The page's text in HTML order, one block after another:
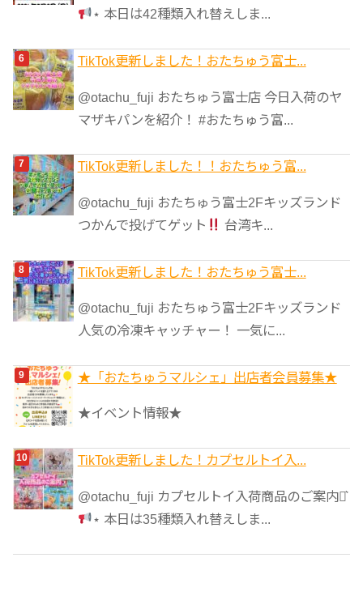
⋆ 本日は42種類入れ替えしま...
TikTok更新しました！おたちゅう富士...
@otachu_fuji おたちゅう富士店 今日入荷のヤ
マザキパンを紹介！ #おたちゅう富...
TikTok更新しました！！おたちゅう富...
@otachu_fuji おたちゅう富士2Fキッズランド
つかんで投げてゲット
台湾キ...
TikTok更新しました！おたちゅう富士...
@otachu_fuji おたちゅう富士2Fキッズランド
人気の冷凍キャッチャー！ 一気に...
★「おたちゅうマルシェ」出店者会員募集★
★イベント情報★
TikTok更新しました！カプセルトイ入...
@otachu_fuji カプセルトイ入荷商品のご案内⋆͛
⋆ 本日は35種類入れ替えしま...